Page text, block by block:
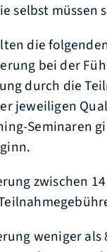
selbst
die
bei der
durch die
jeweiligen
Seminaren
zwischen
weniger als